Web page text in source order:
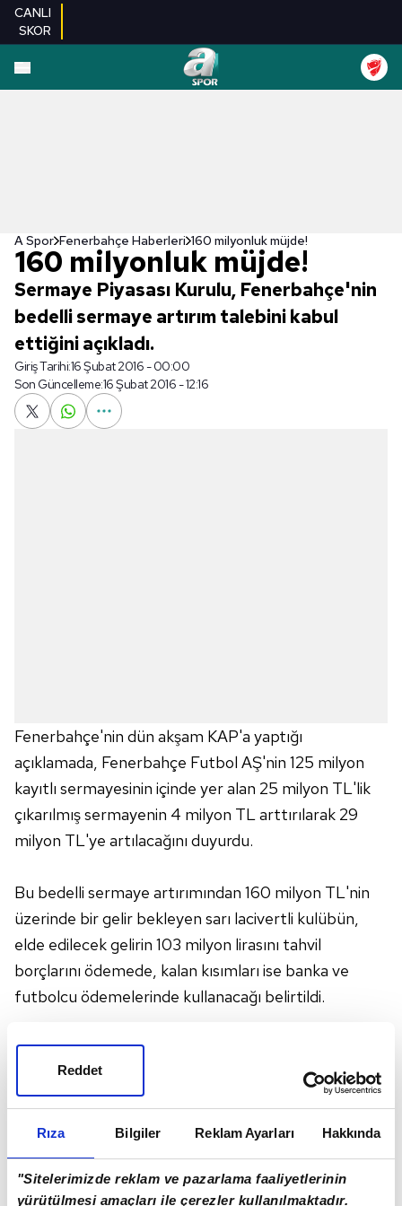
Rıza Bilgiler Reklam Ayarları Hakkında
"Sitelerimizde reklam ve pazarlama faaliyetlerinin
yürütülmesi amaçları ile çerezler kullanılmaktadır.
Reddet
CANLI
SKOR
A Spor Fenerbahçe Haberleri 160 milyonluk müjde!
160 milyonluk müjde!
Sermaye Piyasası Kurulu, Fenerbahçe'nin
bedelli sermaye artırım talebini kabul
ettiğini açıkladı.
Giriş Tarihi:16 Şubat 2016 - 00:00
Son Güncelleme:16 Şubat 2016 - 12:16
Fenerbahçe'nin dün akşam KAP'a yaptığı
açıklamada, Fenerbahçe Futbol AŞ'nin 125 milyon
kayıtlı sermayesinin içinde yer alan 25 milyon TL'lik
çıkarılmış sermayenin 4 milyon TL arttırılarak 29
milyon TL'ye artılacağını duyurdu.
Bu bedelli sermaye artırımından 160 milyon TL'nin
üzerinde bir gelir bekleyen sarı lacivertli kulübün,
elde edilecek gelirin 103 milyon lirasını tahvil
borçlarını ödemede, kalan kısımları ise banka ve
futbolcu ödemelerinde kullanacağı belirtildi.
Fenerbahçe'nin bedelli sermaye artırımına
ilişkin KAP'a yaptığı açıklama şöyle:
Yönetim Kurulumuz'un 04/02/2016 tarih ve
434 sayılı kararı ile; Şirketimiz 25.000.000 TL
olan çıkarılmış sermayesinin, mevcut